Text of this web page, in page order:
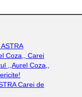
Coza,, Carei
,,Aurel Coza,,
Carei de